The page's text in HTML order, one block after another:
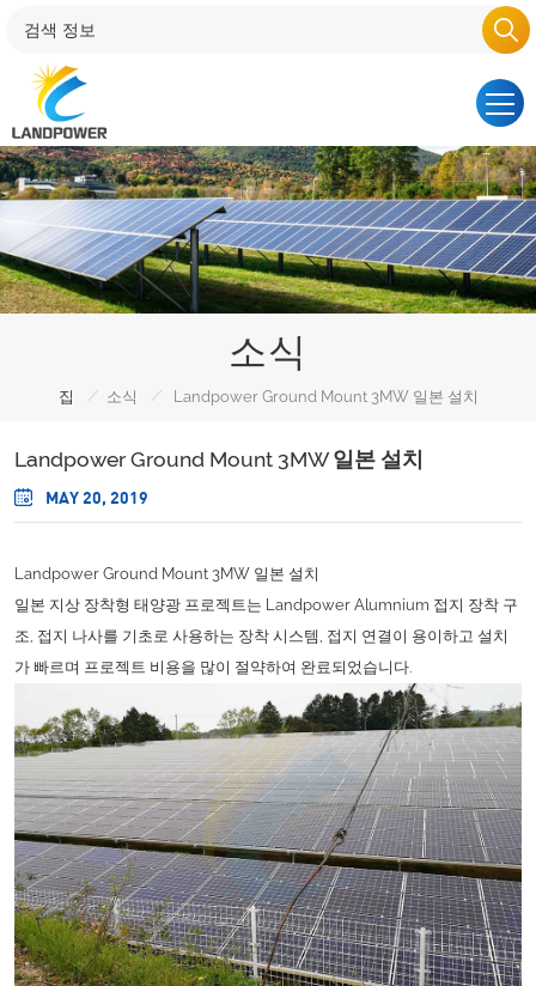
소식
집 / 소식 / Landpower Ground Mount 3MW 일본 설치
Landpower Ground Mount 3MW 일본 설치
MAY 20, 2019
Landpower Ground Mount 3MW 일본 설치
일본 지상 장착형 태양광 프로젝트는 Landpower Alumnium 접지 장착 구
조, 접지 나사를 기초로 사용하는 장착 시스템, 접지 연결이 용이하고 설치
가 빠르며 프로젝트 비용을 많이 절약하여 완료되었습니다.